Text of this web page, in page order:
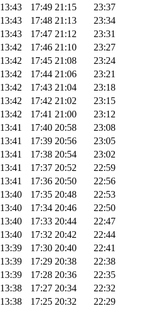
13:43 17:49 21:15
23:37
13:43 17:48 21:13
23:34
13:43 17:47 21:12
23:31
13:42 17:46 21:10
23:27
13:42 17:45 21:08
23:24
13:42 17:44 21:06
23:21
13:42 17:43 21:04
23:18
13:42 17:42 21:02
23:15
13:42 17:41 21:00
23:12
13:41 17:40 20:58
23:08
13:41 17:39 20:56
23:05
13:41 17:38 20:54
23:02
13:41 17:37 20:52
22:59
13:41 17:36 20:50
22:56
13:40 17:35 20:48
22:53
13:40 17:34 20:46
22:50
13:40 17:33 20:44
22:47
13:40 17:32 20:42
22:44
13:39 17:30 20:40
22:41
13:39 17:29 20:38
22:38
13:39 17:28 20:36
22:35
13:38 17:27 20:34
22:32
13:38 17:25 20:32
22:29